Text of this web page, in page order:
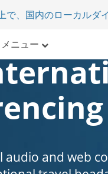
で、国内のローカルダ
メニュー
audio and web